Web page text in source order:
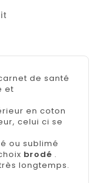
de santé
et
en coton
celui ci se
ou sublimé
brodé .
longtemps.